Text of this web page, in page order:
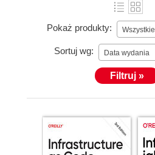
Pokaż produkty: Wszystkie
Sortuj wg: Data wydania
Filtruj »